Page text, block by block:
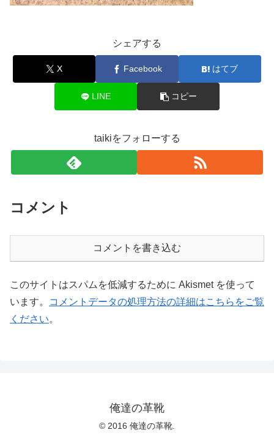
シェアする
X Facebook はてブ
LINE コピー
taikiをフォローする
コメント
コメントを書き込む
このサイトはスパムを低減するために Akismet を使って
います。
コメントデータの処理方法の詳細はこちらをご覧
ください。
俺達の革靴
© 2016 俺達の革靴.